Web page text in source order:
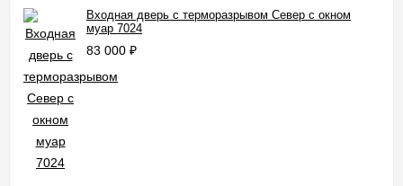
Входная дверь с терморазрывом Север с окном
муар 7024
83 000 ₽